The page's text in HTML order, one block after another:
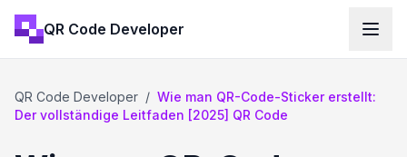
QR Code Developer
QR Code Developer / Wie man QR-Code-Sticker erstellt:
Der vollständige Leitfaden [2025] QR Code